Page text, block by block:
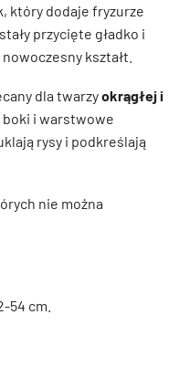
który dodaje fryzurze
przycięte gładko i
kształt.
dla twarzyokrągłej i
i warstwowe
rysy i podkreślają
nie można
54 cm.